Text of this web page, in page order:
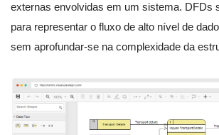
externas envolvidas em um sistema. DFDs
para representar o fluxo de alto nível de
sem aprofundar-se na complexidade da